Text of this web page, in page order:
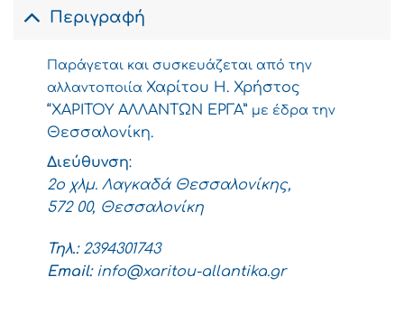
Περιγραφή
Παράγεται και συσκευάζεται από την
αλλαντοποιία Χαρίτου Η. Χρήστος
“ΧΑΡΙΤΟΥ ΑΛΛΑΝΤΩΝ ΕΡΓΑ” με έδρα την
Θεσσαλονίκη.
Διεύθυνση:
2ο χλμ. Λαγκαδά Θεσσαλονίκης,
​​​​​​​572 00, Θεσσαλονίκη
Τηλ.: 2394301743
Email: info@xaritou-allantika.gr